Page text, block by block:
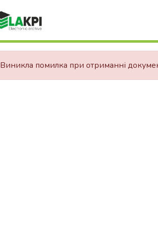
Виникла помилка при отриманні